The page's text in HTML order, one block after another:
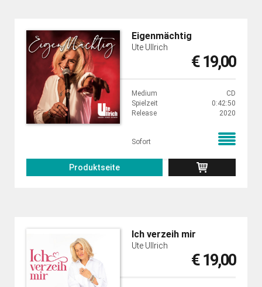
Eigenmächtig
Ute Ullrich
€ 19,00
Medium
CD
Spielzeit
0:42:50
Release
2020
Sofort
Produktseite
Ich verzeih mir
Ute Ullrich
€ 19,00